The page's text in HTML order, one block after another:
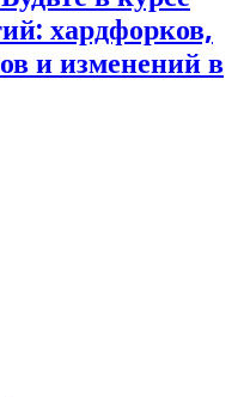
хардфорков,
и изменений в